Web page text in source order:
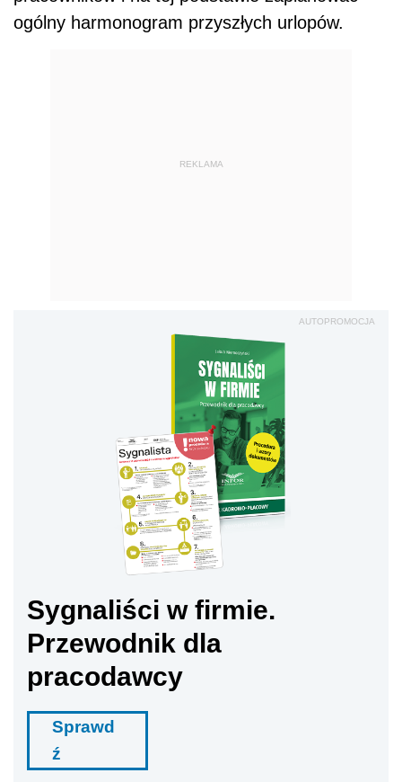
ogólny harmonogram przyszłych urlopów.
REKLAMA
AUTOPROMOCJA
Sygnaliści w firmie.
Przewodnik dla
pracodawcy
Sprawd
ź